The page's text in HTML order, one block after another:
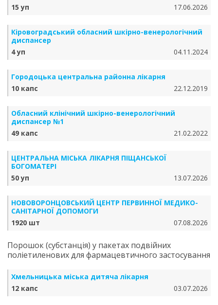
15 уп 17.06.2026
Кіровоградський обласний шкірно-венерологічний
диспансер
4 уп
04.11.2024
Городоцька центральна районна лікарня
10 капс
22.12.2019
Обласний клінічний шкірно-венерологічний
диспансер №1
49 капс
21.02.2022
ЦЕНТРАЛЬНА МІСЬКА ЛІКАРНЯ ПІЩАНСЬКОЇ
БОГОМАТЕРІ
50 уп
13.07.2026
НОВОВОРОНЦОВСЬКИЙ ЦЕНТР ПЕРВИННОЇ МЕДИКО-
САНІТАРНОЇ ДОПОМОГИ
1920 шт
07.08.2026
Порошок (субстанція) у пакетах подвійних
поліетиленових для фармацевтичного застосування
Хмельницька міська дитяча лікарня
12 капс
03.07.2026